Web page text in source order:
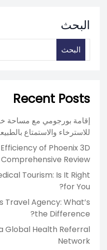
البحث
البحث
Recent Posts
إقامة بورجومي مع مساحة
للاسترخاء والاستمتاع
of Phoenix 3D
Review
Tourism: Is It Right
for You?
Travel Agency: What’s
the Difference?
Global Health Referral
Network